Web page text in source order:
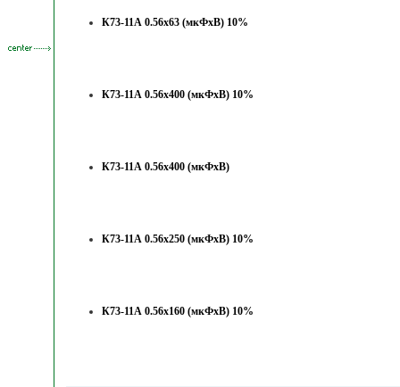
К73-11А 0.56х63 (мкФхВ) 10%
К73-11А 0.56х400 (мкФхВ) 10%
К73-11А 0.56х400 (мкФхВ)
К73-11А 0.56х250 (мкФхВ) 10%
К73-11А 0.56х160 (мкФхВ) 10%